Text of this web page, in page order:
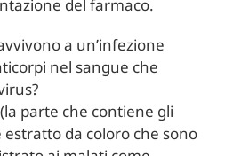
del farmaco.
a un’infezione
nel sangue che
parte che contiene gli
da coloro che sono